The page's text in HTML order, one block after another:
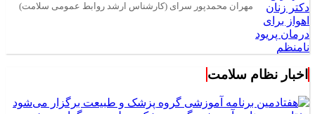
مهران محمدپور سرای (کارشناس ارشد روابط عمومی سلامت)
اخبار نظام سلامت